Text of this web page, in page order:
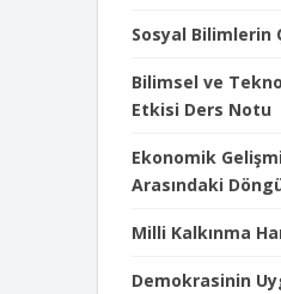
Sosyal Bilimlerin
Bilimsel ve
Etkisi Ders Notu
Ekonomik
Arasındaki
Milli Kalkınma
Demokrasinin